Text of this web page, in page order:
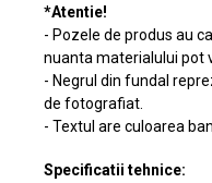
*Atentie!
- Pozele de produs au
nuanta materialului pot
- Negrul din fundal
de fotografiat.
- Textul are culoarea
Specificatii tehnice: